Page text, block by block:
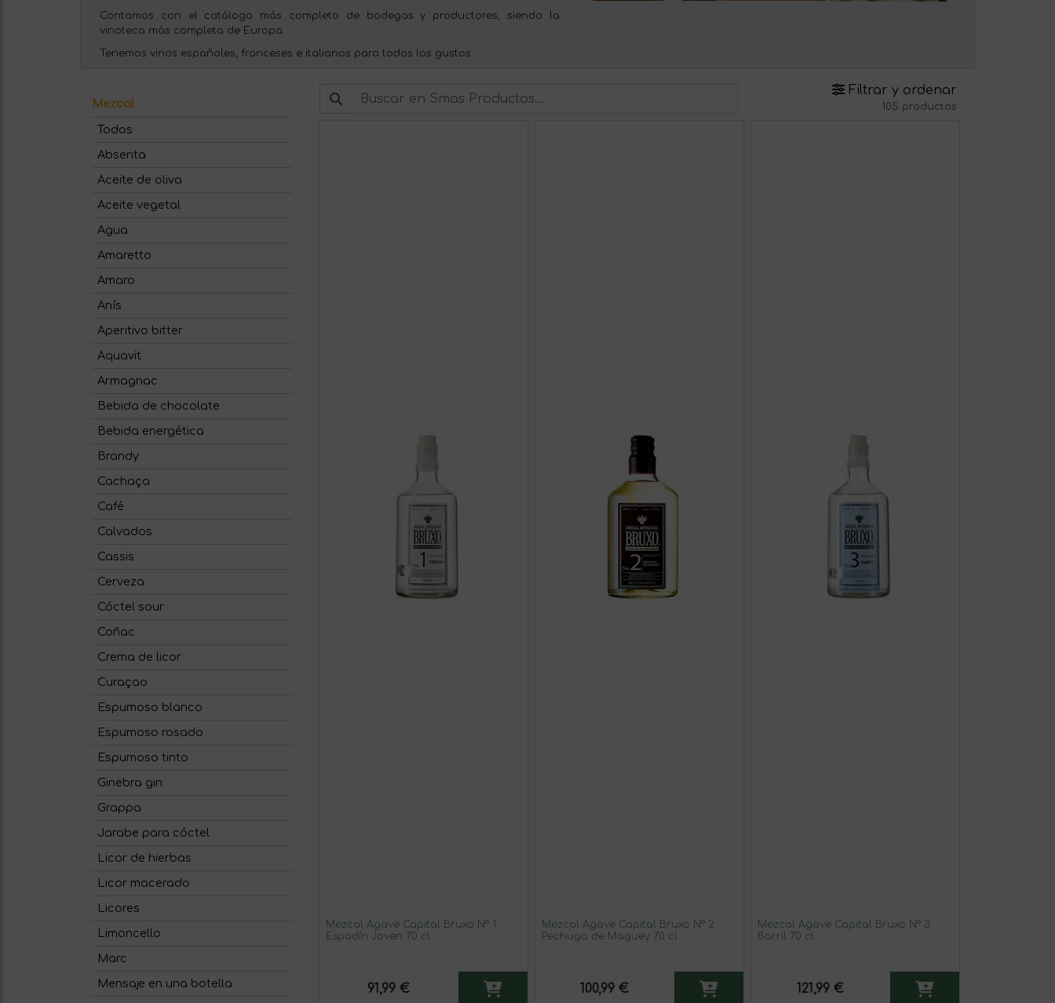
Contamos con el catálogo más completo de bodegas y productores, siendo la
vinoteca más completa de Europa.
Tenemos vinos españoles, franceses e italianos para todos los gustos.
Mezcal
Filtrar y ordenar
105 productos
Todos
Absenta
Aceite de oliva
Aceite vegetal
Agua
Amaretto
Amaro
Anís
Aperitivo bitter
Aquavit
Armagnac
Bebida de chocolate
Bebida energética
Brandy
Cachaça
Café
Calvados
Cassis
Cerveza
Cóctel sour
Coñac
Crema de licor
Curaçao
Espumoso blanco
Espumoso rosado
Espumoso tinto
Ginebra gin
Grappa
Jarabe para cóctel
Licor de hierbas
Licor macerado
Licores
Limoncello
Marc
Mensaje en una botella
Mezcal Agave Capital Bruxo Nº 1
Espadín Joven 70 cl
91,99 €
Mezcal Agave Capital Bruxo Nº 2
Pechuga de Maguey 70 cl
100,99 €
Mezcal Agave Capital Bruxo Nº 3
Barril 70 cl
121,99 €